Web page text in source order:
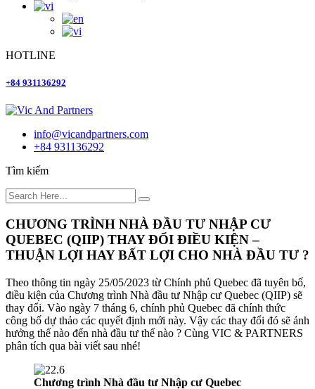
HOTLINE
+84 931136292
info@vicandpartners.com
+84 931136292
Tìm kiếm
CHƯƠNG TRÌNH NHÀ ĐẦU TƯ NHẬP CƯ
QUEBEC (QIIP) THAY ĐỔI ĐIỀU KIỆN –
THUẬN LỢI HAY BẤT LỢI CHO NHÀ ĐẦU TƯ ?
Theo thông tin ngày 25/05/2023 từ Chính phủ Quebec đã tuyên bố,
điều kiện của Chương trình Nhà đầu tư Nhập cư Quebec (QIIP) sẽ
thay đổi. Vào ngày 7 tháng 6, chính phủ Quebec đã chính thức
công bố dự thảo các quyết định mới này. Vậy các thay đổi đó sẽ ảnh
hưởng thế nào đến nhà đầu tư thế nào ? Cùng VIC & PARTNERS
phân tích qua bài viết sau nhé!
Chương trình Nhà đầu tư Nhập cư Quebec